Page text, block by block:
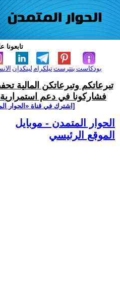
تابعونا
لينكدإن تيلكرامبنترست بودكاست
تبرعاتكم وتبرعاتكن المالية
فشاركونا في دعم استمرارية
[اشترك في قناة ‫«الحوار
الحوار المتمدن - موبايل
الموقع الرئيسي